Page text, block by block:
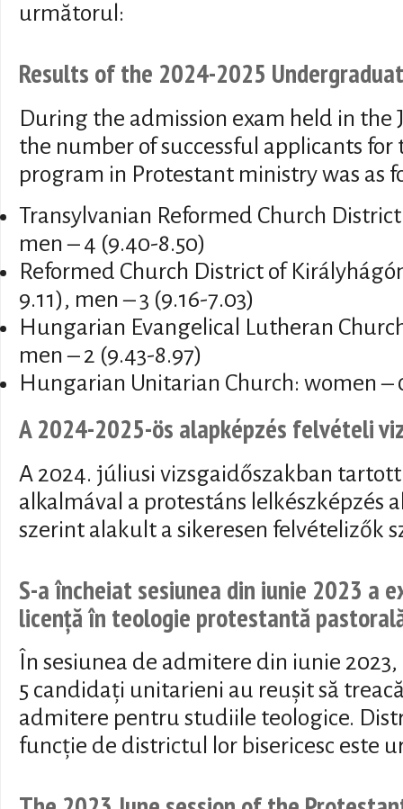
următorul:
Results of the 2024-2025
During the admission exam held in the
the number of successful applicants
program in Protestant ministry was as
Transylvanian Reformed Church
men – 4 (9.40-8.50)
Reformed Church District of
9.11), men – 3 (9.16-7.03)
Hungarian Evangelical Lutheran
men – 2 (9.43-8.97)
Hungarian Unitarian Church: women –
A 2024-2025-ös alapképzés felvételi
A 2024. júliusi vizsgaidőszakban
alkalmával a protestáns lelkészképzés
szerint alakult a sikeresen felvételizők
S-a încheiat sesiunea din iunie 2023 a
licență în teologie protestantă
În sesiunea de admitere din iunie
5 candidați unitarieni au reușit să
admitere pentru studiile teologice.
funcție de districtul lor bisericesc este